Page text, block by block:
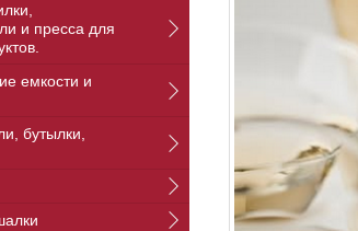
и пресса для
емкости и
бутылки,